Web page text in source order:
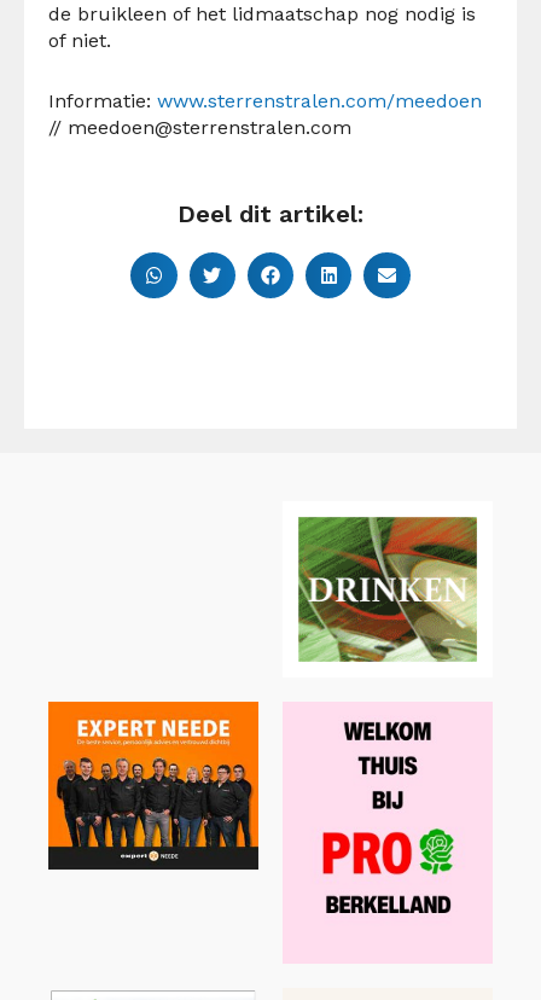
de bruikleen of het lidmaatschap nog nodig is
of niet.
Informatie: www.sterrenstralen.com/meedoen
// meedoen@sterrenstralen.com
Deel dit artikel: